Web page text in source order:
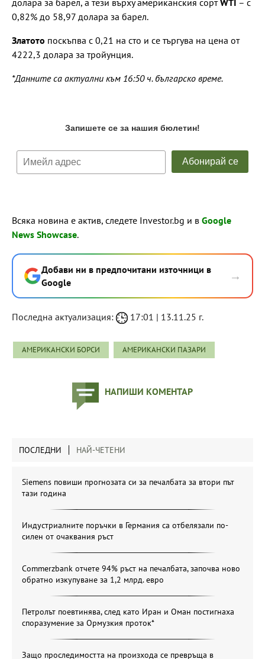
0,82% до 58,97 долара за барел.
Златото поскъпва с 0,21 на сто и се търгува на цена от
4222,3 долара за тройунция.
*Данните са актуални към 16:50 ч. българско време.
Всяка новина е актив, следете Investor.bg и в Google
News Showcase.
Добави ни в предпочитани източници в
Google
→
Последна актуализация: 17:01 | 13.11.25 г.
АМЕРИКАНСКИ БОРСИ АМЕРИКАНСКИ ПАЗАРИ
НАПИШИ КОМЕНТАР
ПОСЛЕДНИ НАЙ-ЧЕТЕНИ
Siemens повиши прогнозата си за печалбата за втори път
тази година
Индустриалните поръчки в Германия са отбелязали по-
силен от очаквания ръст
Commerzbank отчете 94% ръст на печалбата, започва ново
обратно изкупуване за 1,2 млрд. евро
Петролът поевтинява, след като Иран и Оман постигнаха
споразумение за Ормузкия проток*
Защо проследимостта на произхода се превръща в